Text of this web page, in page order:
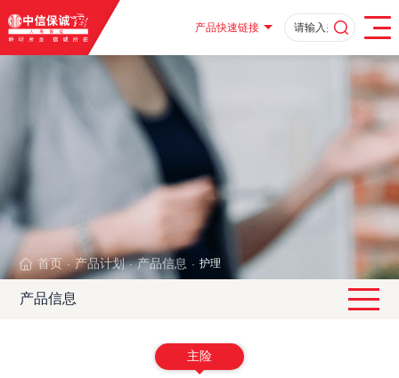
产品快速链接
首页 · 产品计划 · 产品信息 · 护理
产品信息
主险